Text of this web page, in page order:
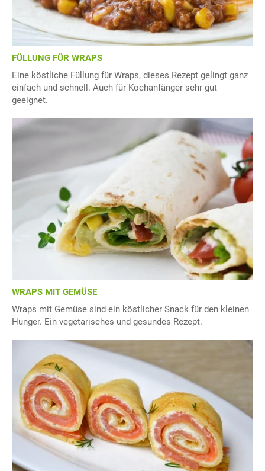
FÜLLUNG FÜR WRAPS
Eine köstliche Füllung für Wraps, dieses Rezept gelingt ganz
einfach und schnell. Auch für Kochanfänger sehr gut
geeignet.
WRAPS MIT GEMÜSE
Wraps mit Gemüse sind ein köstlicher Snack für den kleinen
Hunger. Ein vegetarisches und gesundes Rezept.